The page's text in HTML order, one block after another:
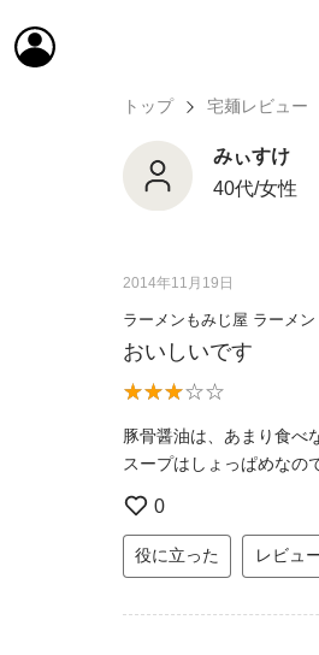
トップ 宅麺レビュー
みぃすけ
40代/女性
2014年11月19日
ラーメンもみじ屋 ラーメ
おいしいです
豚骨醤油は、あまり食べ
スープはしょっぱめなの
0
役に立った レビュ